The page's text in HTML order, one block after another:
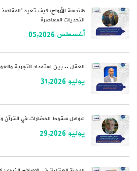
هندسة الأرواح: كيف تُعيد
التحديات المعاصرة
أغسطس 05,2026
العقل .. بين استمداد التجربة
يوليو 31,2026
عوامل سقوط الحضارات في القرآن
يوليو 29,2026